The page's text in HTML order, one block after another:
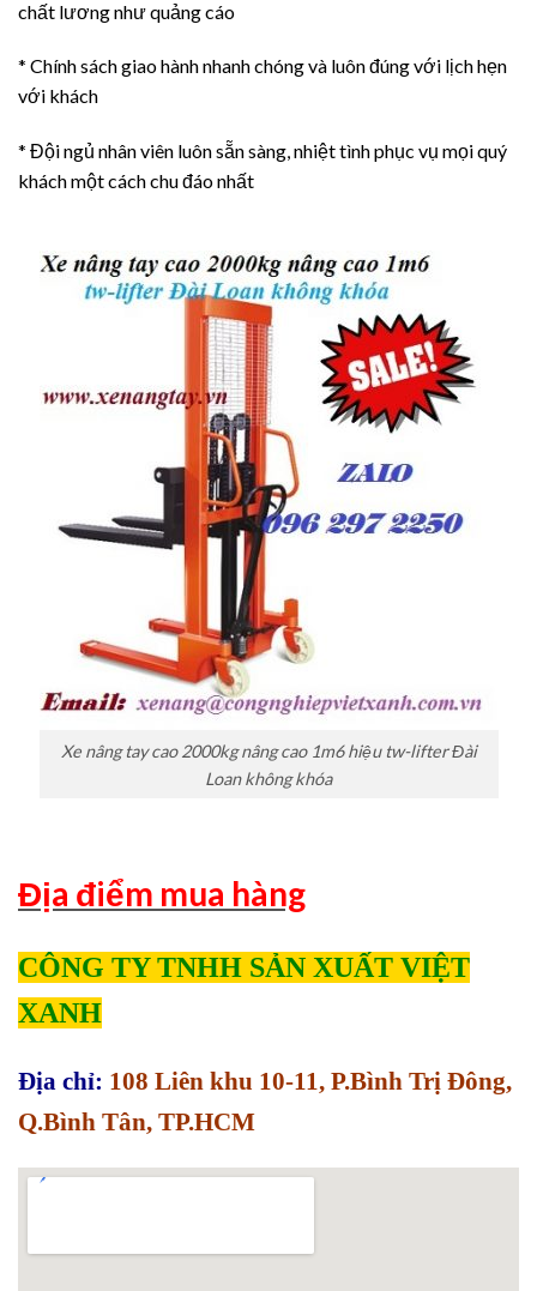
chất lương như quảng cáo
* Chính sách giao hành nhanh chóng và luôn đúng với lịch hẹn
với khách
* Đội ngủ nhân viên luôn sẵn sàng, nhiệt tình phục vụ mọi quý
khách một cách chu đáo nhất
Xe nâng tay cao 2000kg nâng cao 1m6 hiệu tw-lifter Đài
Loan không khóa
Địa điểm mua hàng
CÔNG TY TNHH SẢN XUẤT VIỆT
XANH
Địa chỉ: 108 Liên khu 10-11, P.Bình Trị Đông,
Q.Bình Tân, TP.HCM